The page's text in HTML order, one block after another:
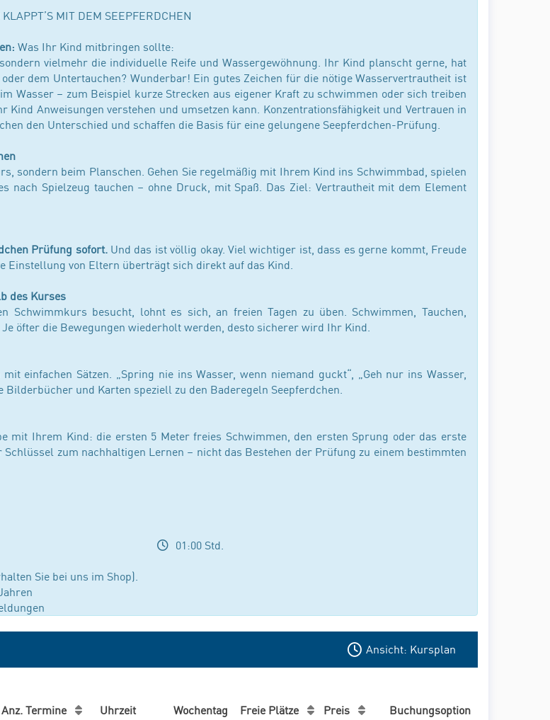
MIT DEM SEEPFERDCHEN
Was Ihr Kind mitbringen sollte:
vielmehr die individuelle Reife und Wassergewöhnung. Ihr Kind planscht gerne, hat
dem Untertauchen? Wunderbar! Ein gutes Zeichen für die nötige Wasservertrautheit ist
Wasser – zum Beispiel kurze Strecken aus eigener Kraft zu schwimmen oder sich treiben
Kind Anweisungen verstehen und umsetzen kann. Konzentrationsfähigkeit und Vertrauen in
den Unterschied und schaffen die Basis für eine gelungene Seepferdchen-Prüfung.
sondern beim Planschen. Gehen Sie regelmäßig mit Ihrem Kind ins Schwimmbad, spielen
nach Spielzeug tauchen – ohne Druck, mit Spaß. Das Ziel: Vertrautheit mit dem Element
Prüfung sofort.Und das ist völlig okay. Viel wichtiger ist, dass es gerne kommt, Freude
Einstellung von Eltern überträgt sich direkt auf das Kind.
des Kurses
Schwimmkurs besucht, lohnt es sich, an freien Tagen zu üben. Schwimmen, Tauchen,
öfter die Bewegungen wiederholt werden, desto sicherer wird Ihr Kind.
einfachen Sätzen. „Spring nie ins Wasser, wenn niemand guckt“, „Geh nur ins Wasser,
und Karten speziell zu den Baderegeln Seepferdchen.
mit Ihrem Kind: die ersten 5 Meter freies Schwimmen, den ersten Sprung oder das erste
Schlüssel zum nachhaltigen Lernen – nicht das Bestehen der Prüfung zu einem bestimmten
01:00 Std.
Sie bei uns im Shop).
Ansicht: Kursplan
Anz. Termine Uhrzeit Wochentag Freie Plätze Preis Buchungsoption